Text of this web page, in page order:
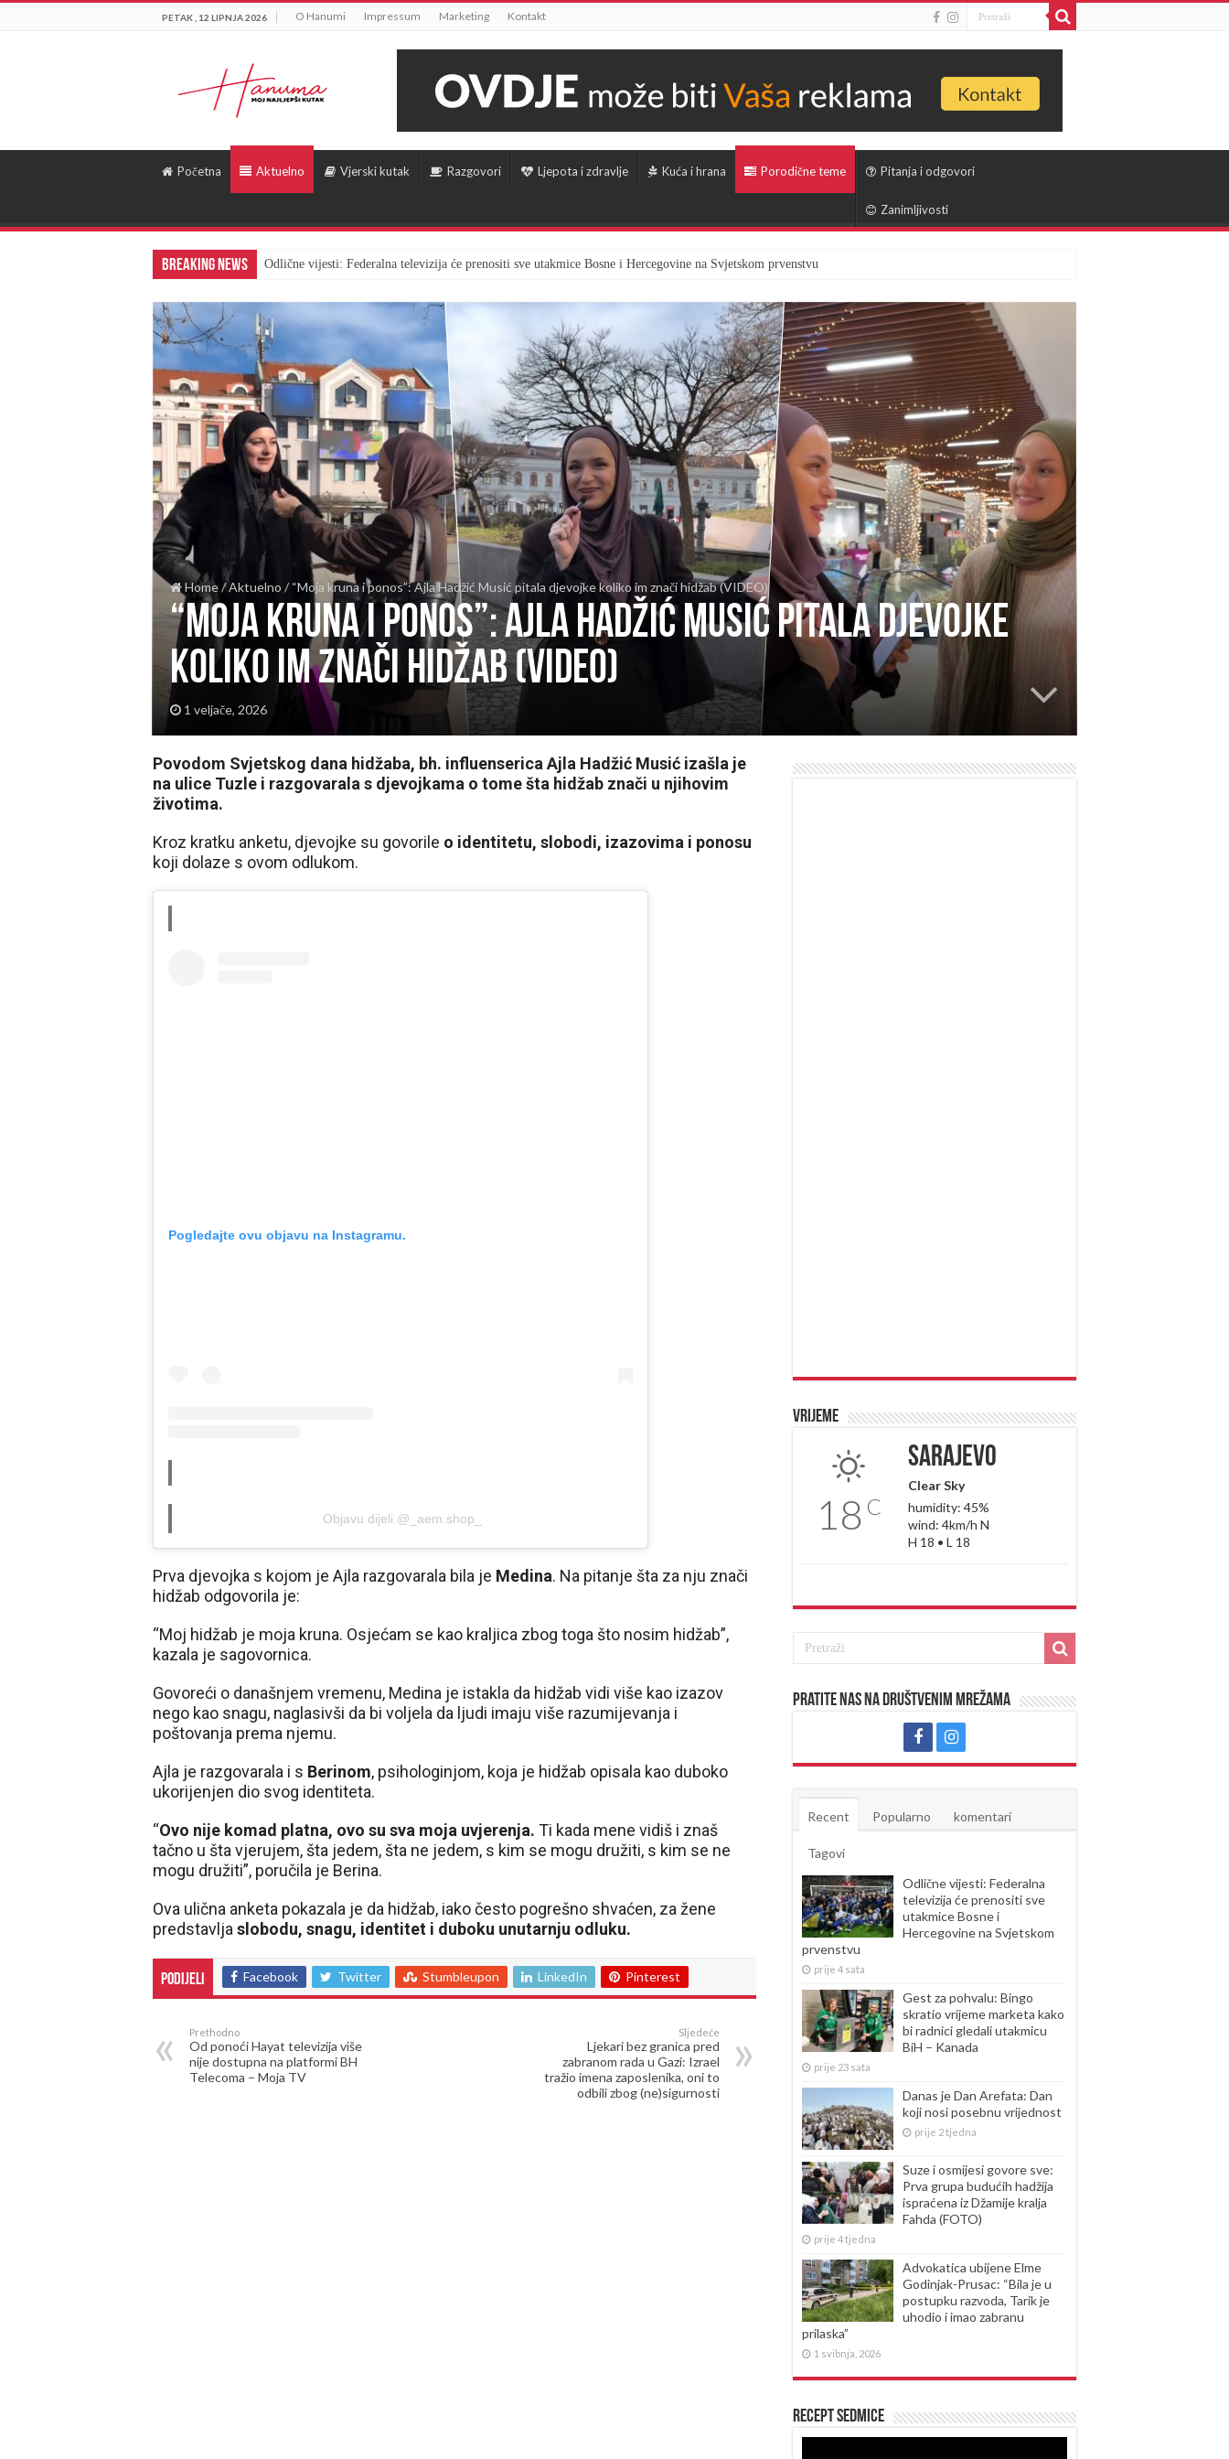
PETAK , 12 LIPNJA 2026 O Hanumi Impressum Marketing Kontakt
Početna Aktuelno Vjerski kutak Razgovori Ljepota i zdravlje Kuća i hrana Porodične teme Pitanja i odgovori
Zanimljivosti
Breaking News Odlične vijesti: Federalna televizija će prenositi sve utakmice Bosne i Hercegovine na Svjetskom prvenstvu
Home/Aktuelno / “Moja kruna i ponos”: Ajla Hadžić Musić pitala djevojke koliko im znači hidžab (VIDEO)
“Moja kruna i ponos”: Ajla Hadžić Musić pitala djevojke
koliko im znači hidžab (VIDEO)
1 veljače, 2026
Povodom Svjetskog dana hidžaba, bh. influenserica Ajla Hadžić Musić izašla je
na ulice Tuzle i razgovarala s djevojkama o tome šta hidžab znači u njihovim
životima.
Kroz kratku anketu, djevojke su govorile o identitetu, slobodi, izazovima i ponosu
koji dolaze s ovom odlukom.
Pogledajte ovu objavu na Instagramu.
Objavu dijeli @_aem.shop_
Prva djevojka s kojom je Ajla razgovarala bila je Medina. Na pitanje šta za nju znači
hidžab odgovorila je:
“Moj hidžab je moja kruna. Osjećam se kao kraljica zbog toga što nosim hidžab”,
kazala je sagovornica.
Govoreći o današnjem vremenu, Medina je istakla da hidžab vidi više kao izazov
nego kao snagu, naglasivši da bi voljela da ljudi imaju više razumijevanja i
poštovanja prema njemu.
Ajla je razgovarala i s Berinom, psihologinjom, koja je hidžab opisala kao duboko
ukorijenjen dio svog identiteta.
“Ovo nije komad platna, ovo su sva moja uvjerenja. Ti kada mene vidiš i znaš
tačno u šta vjerujem, šta jedem, šta ne jedem, s kim se mogu družiti, s kim se ne
mogu družiti”, poručila je Berina.
Ova ulična anketa pokazala je da hidžab, iako često pogrešno shvaćen, za žene
predstavlja slobodu, snagu, identitet i duboku unutarnju odluku.
Podijeli Facebook Twitter Stumbleupon LinkedIn Pinterest
Prethodno
Od ponoći Hayat televizija više
nije dostupna na platformi BH
Telecoma – Moja TV
Sljedeće
Ljekari bez granica pred
zabranom rada u Gazi: Izrael
tražio imena zaposlenika, oni to
odbili zbog (ne)sigurnosti
Vrijeme
18 C
Sarajevo
Clear Sky
humidity: 45%
wind: 4km/h N
H 18 • L 18
Pratite nas na društvenim mrežama
Recent Popularno komentari
Tagovi
Odlične vijesti: Federalna
televizija će prenositi sve
utakmice Bosne i
Hercegovine na Svjetskom
prvenstvu
prije 4 sata
Gest za pohvalu: Bingo
skratio vrijeme marketa kako
bi radnici gledali utakmicu
BiH – Kanada
prije 23 sata
Danas je Dan Arefata: Dan
koji nosi posebnu vrijednost
prije 2 tjedna
Suze i osmijesi govore sve:
Prva grupa budućih hadžija
ispraćena iz Džamije kralja
Fahda (FOTO)
prije 4 tjedna
Advokatica ubijene Elme
Godinjak-Prusac: “Bila je u
postupku razvoda, Tarik je
uhodio i imao zabranu
prilaska”
1 svibnja, 2026
Recept sedmice